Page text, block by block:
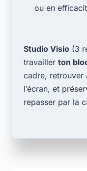
ou en
Studio Visio (3
travailler ton
cadre, retrouver
l’écran, et
repasser par la